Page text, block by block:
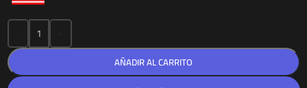
AÑADIR AL CARRITO